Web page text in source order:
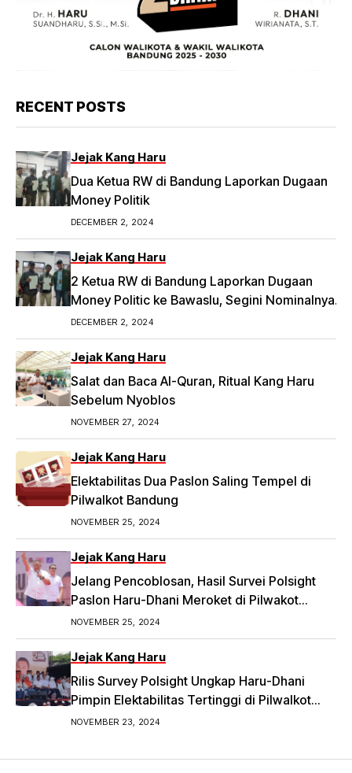
RECENT POSTS
Jejak Kang Haru
Dua Ketua RW di Bandung Laporkan Dugaan
Money Politik
DECEMBER 2, 2024
Jejak Kang Haru
2 Ketua RW di Bandung Laporkan Dugaan
Money Politic ke Bawaslu, Segini Nominalnya
Artikel ini telah tayang di Tribunpriangan.com
dengan judul 2 Ketua RW di Bandung Laporkan
Dugaan Money Politic ke Bawaslu, Segini
Nominalnya,
https://priangan.tribunnews.com/2024/11/30/2-
money-politic-ke-bawaslu-segini-nominalnya.
DECEMBER 2, 2024
Jejak Kang Haru
Salat dan Baca Al-Quran, Ritual Kang Haru
Sebelum Nyoblos
NOVEMBER 27, 2024
Jejak Kang Haru
Elektabilitas Dua Paslon Saling Tempel di
Pilwalkot Bandung
NOVEMBER 25, 2024
Jejak Kang Haru
Jelang Pencoblosan, Hasil Survei Polsight
Paslon Haru-Dhani Meroket di Pilwakot
Bandung
NOVEMBER 25, 2024
Jejak Kang Haru
Rilis Survey Polsight Ungkap Haru-Dhani
Pimpin Elektabilitas Tertinggi di Pilwalkot
Bandung 2024
NOVEMBER 23, 2024